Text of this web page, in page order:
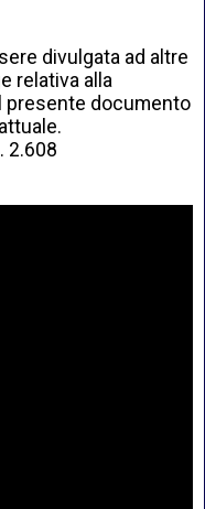
divulgata ad altre
relativa alla
presente documento
2.608